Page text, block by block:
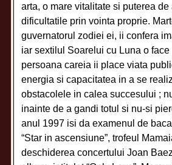
arta, o mare vitalitate si puterea
dificultatile prin vointa proprie.
guvernatorul zodiei ei, ii confera
iar sextilul Soarelui cu Luna o
persoana careia ii place viata
energia si capacitatea in a se
obstacolele in calea succesului ;
inainte de a gandi totul si nu-si
anul 1997 isi da examenul de
“Star in ascensiune”, trofeul
deschiderea concertului Joan